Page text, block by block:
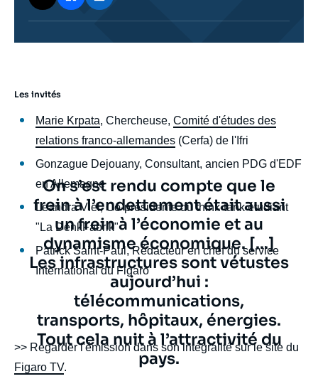
body
Les invités
Marie Krpata, Chercheuse, Comité d'études des
relations franco-allemandes (Cerfa) de l'Ifri
Gonzague Dejouany, Consultant, ancien PDG d'EDF
en Allemagne
Leandra Viel, Co-présidente du think-tank étudiant
"La DenkFabrik"
Patrick Saint-Paul, Rédacteur en chef du service
International du Figaro
Texte
citation
On s’est rendu compte que le
frein à l’endettement était aussi
un frein à l’économie et au
dynamisme économique. [...]
Les infrastructures sont vétustes
aujourd’hui :
télécommunications,
transports, hôpitaux, énergies.
Tout cela nuit à l’attractivité du
pays.
body
>> Regarder l'émission dans son intégralité sur le site du
Figaro TV.